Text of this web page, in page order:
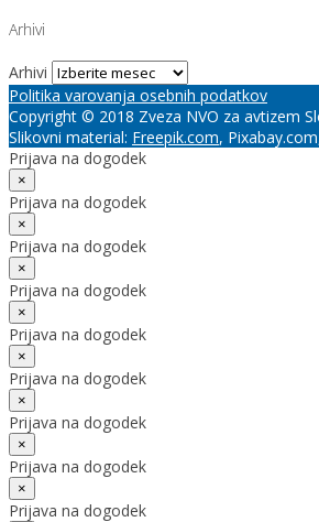
Arhivi
Arhivi
Politika varovanja osebnih podatkov
Copyright © 2018 Zveza NVO za avtizem
Slikovni material: Freepik.com,
Prijava na dogodek
×
Prijava na dogodek
×
Prijava na dogodek
×
Prijava na dogodek
×
Prijava na dogodek
×
Prijava na dogodek
×
Prijava na dogodek
×
Prijava na dogodek
×
Prijava na dogodek